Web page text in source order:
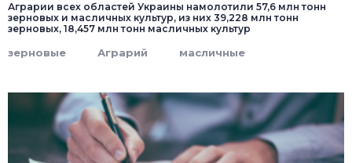
Аграрии всех областей Украины намолотили 57,6 млн тонн
зерновых и масличных культур, из них 39,228 млн тонн
зерновых, 18,457 млн тонн масличных культур
зерновые Аграрий масличные